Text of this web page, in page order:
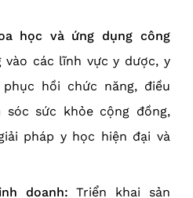
học và ứng dụng công
vào các lĩnh vực y dược, y
hồi chức năng, điều
sóc sức khỏe cộng đồng,
pháp y học hiện đại và
doanh:Triển khai sản